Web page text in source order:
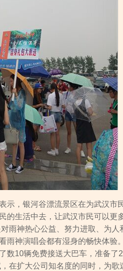
，银河谷漂流景区在为武汉市
的生活中去，让武汉市民可以更
雨神热心公益、努力进取、为人
雨神演唱会都有湿身的畅快体验。
数10辆免费接送大巴车，准备了2
在扩大公司知名度的同时，为歌